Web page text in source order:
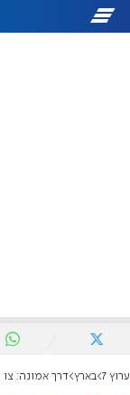
ערוץ 7 בארץ דרך אמונה: צו